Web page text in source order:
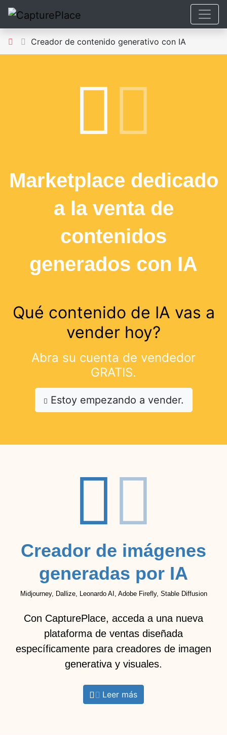
Creador de contenido generativo con IA
Marketplace dedicado
a la venta de
contenidos
generados con IA
Qué contenido de IA vas a
vender hoy?
Abra su cuenta de vendedor
GRATIS.
Estoy empezando a vender.
Creador de imágenes
generadas por IA
Midjourney, Dallize, Leonardo AI, Adobe Firefly, Stable Diffusion
Con CapturePlace, acceda a una nueva
plataforma de ventas diseñada
específicamente para creadores de imagen
generativa y visuales.
Leer más